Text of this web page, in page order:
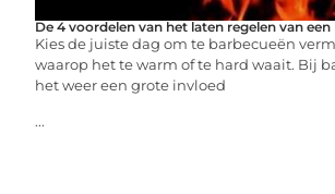
De 4 voordelen van het laten regelen van een
Kies de juiste dag om te barbecueën
waarop het te warm of te hard waait. Bij
het weer een grote invloed
...